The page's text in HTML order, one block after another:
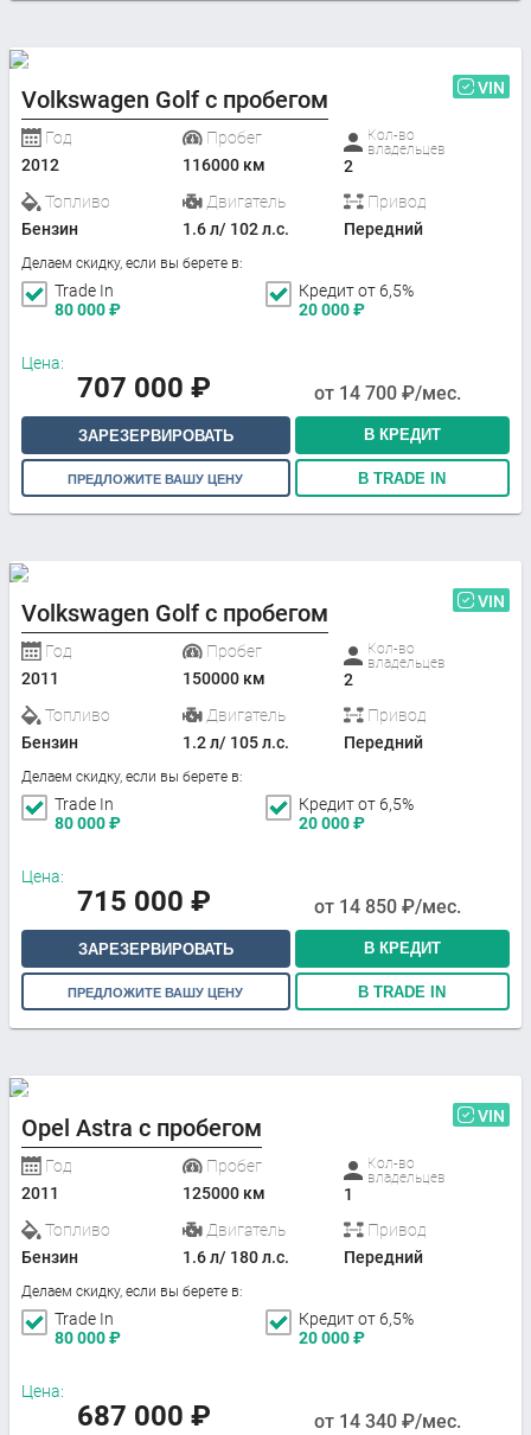
Volkswagen Golf с пробегом VIN
Год
2012
Пробег
116000 км
Кол-во
владельцев
2
Топливо
Бензин
Двигатель
1.6 л/ 102 л.с.
Привод
Передний
Делаем скидку, если вы берете в:
Trade In
80 000₽
Кредит от 6,5%
20 000₽
Цена:
707 000 ₽ от 14 700 ₽/мес.
ЗАРЕЗЕРВИРОВАТЬ В КРЕДИТ
ПРЕДЛОЖИТЕ ВАШУ ЦЕНУ В TRADE IN
Volkswagen Golf с пробегом VIN
Год
2011
Пробег
150000 км
Кол-во
владельцев
2
Топливо
Бензин
Двигатель
1.2 л/ 105 л.с.
Привод
Передний
Делаем скидку, если вы берете в:
Trade In
80 000₽
Кредит от 6,5%
20 000₽
Цена:
715 000 ₽ от 14 850 ₽/мес.
ЗАРЕЗЕРВИРОВАТЬ В КРЕДИТ
ПРЕДЛОЖИТЕ ВАШУ ЦЕНУ В TRADE IN
Opel Astra с пробегом VIN
Год
2011
Пробег
125000 км
Кол-во
владельцев
1
Топливо
Бензин
Двигатель
1.6 л/ 180 л.с.
Привод
Передний
Делаем скидку, если вы берете в:
Trade In
80 000₽
Кредит от 6,5%
20 000₽
Цена:
687 000 ₽ от 14 340 ₽/мес.